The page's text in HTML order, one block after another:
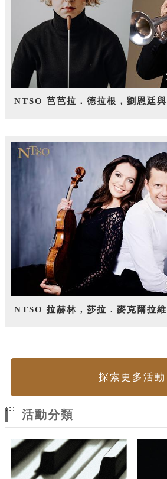
NTSO 芭芭拉．德拉根，劉恩廷
NTSO 拉赫林，莎拉．麥克爾拉
探索更多活動
:::
活動分類